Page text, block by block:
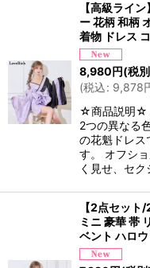
【高級ライ
ー 花柄 和柄
着物 ドレス
8,980円(税
(税込: 9,878
☆商品説明☆
2つの異なる
の花魁ドレス
す。 オフシ
く見せ、セ
【2点セット
ミニ 豪華 帯
ベント ハロ